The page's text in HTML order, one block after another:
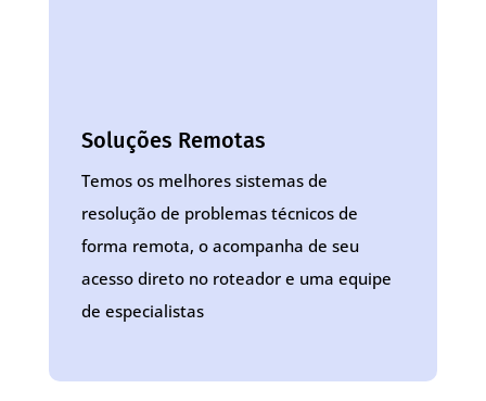
Soluções Remotas
Temos os melhores sistemas de
resolução de problemas técnicos de
forma remota, o acompanha de seu
acesso direto no roteador e uma equipe
de especialistas